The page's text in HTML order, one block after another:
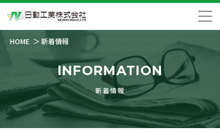
HOME 新着情報
INFORMATION
新着情報